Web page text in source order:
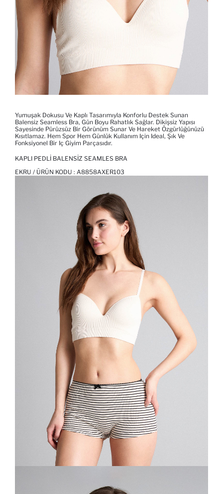
Yumuşak Dokusu Ve Kaplı Tasarımıyla Konforlu Destek Sunan
Balensiz Seamless Bra, Gün Boyu Rahatlık Sağlar. Dikişsiz Yapısı
Sayesinde Pürüzsüz Bir Görünüm Sunar Ve Hareket Özgürlüğünüzü
Kısıtlamaz. Hem Spor Hem Günlük Kullanım Için Ideal, Şık Ve
Fonksiyonel Bir Iç Giyim Parçasıdır.
KAPLI PEDLI BALENSIZ SEAMLES BRA
EKRU / ÜRÜN KODU : A8858AXER103